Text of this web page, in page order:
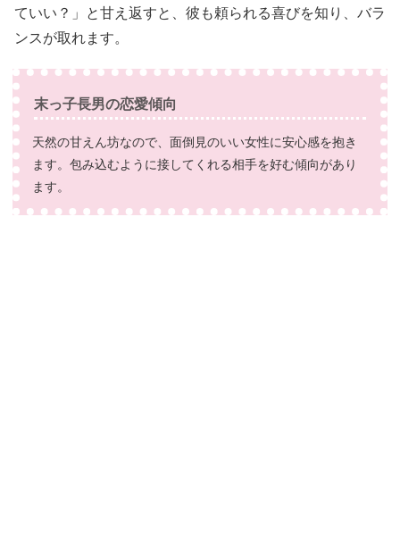
ていい？」と甘え返すと、彼も頼られる喜びを知り、バラ
ンスが取れます。
末っ子長男の恋愛傾向
天然の甘えん坊なので、面倒見のいい女性に安心感を抱き
ます。包み込むように接してくれる相手を好む傾向があり
ます。